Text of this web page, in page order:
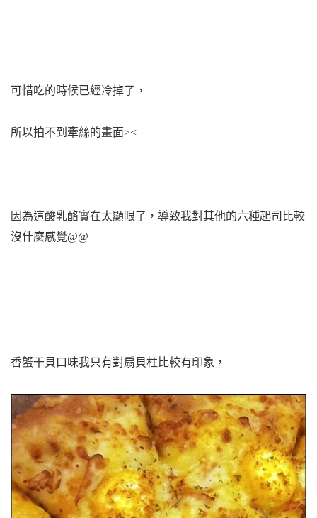
可惜吃的時候已經冷掉了，
所以拍不到牽絲的畫面><
因為這酸乳酪實在太顯眼了， 導致我對其他的六種起司比較
沒什麼感覺@@
香蟹干貝口味我只有對扇貝柱比較有印象，